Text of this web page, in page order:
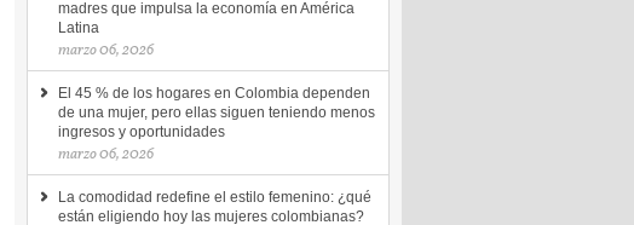
madres que impulsa la economía en América
Latina
marzo 06, 2026
El 45 % de los hogares en Colombia dependen
de una mujer, pero ellas siguen teniendo menos
ingresos y oportunidades
marzo 06, 2026
La comodidad redefine el estilo femenino: ¿qué
están eligiendo hoy las mujeres colombianas?